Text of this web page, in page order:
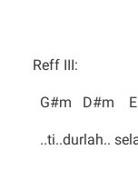
Reff III:
G#m D#m
..ti..durlah..